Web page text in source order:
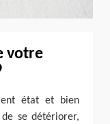
votre
état et bien
se détériorer,